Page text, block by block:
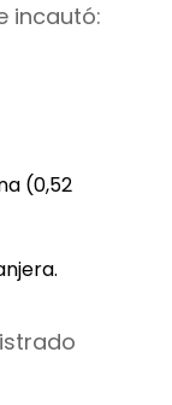
incautó:
(0,52